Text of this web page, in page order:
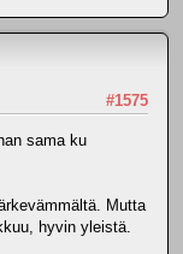
#1575
sama ku
Mutta
hyvin yleistä.